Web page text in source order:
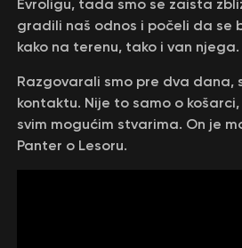
Evroligu, tada smo se zaista
gradili naš odnos i počeli da se
kako na terenu, tako i van
Razgovarali smo pre dva dana,
kontaktu. Nije to samo o
svim mogućim stvarima. On je
Panter o Lesoru.